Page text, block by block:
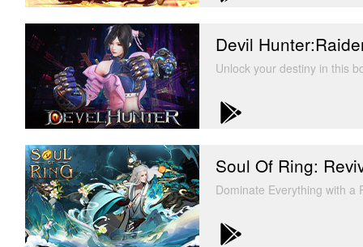
Devil
Unlock your destiny in this
Soul Of Ring:
Dominate Everything with a